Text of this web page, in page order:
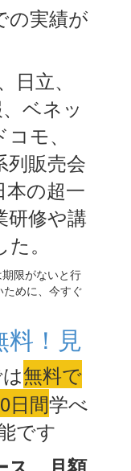
実績が
日立、
ベネッ
モ、
列販売会
本の超一
研修や講
。
限がないと行
めに、今すぐ
料！見
無料で
日間学べ
です